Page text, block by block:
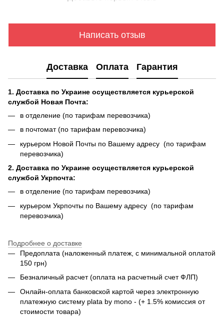
Написать отзыв
Доставка Оплата Гарантия
1. Доставка по Украине осуществляется курьерской
службой Новая Почта:
в отделение (по тарифам перевозчика)
в почтомат (по тарифам перевозчика)
курьером Новой Почты по Вашему адресу (по тарифам
перевозчика)
2. Доставка по Украине осуществляется курьерской
службой Укрпочта:
в отделение (по тарифам перевозчика)
курьером Укрпочты по Вашему адресу (по тарифам
перевозчика)
Подробнее о доставке
Предоплата (наложенный платеж, с минимальной оплатой
150 грн)
Безналичный расчет (оплата на расчетный счет ФЛП)
Онлайн-оплата банковской картой через электронную
платежную систему plata by mono - (+ 1.5% комиссия от
стоимости товара)